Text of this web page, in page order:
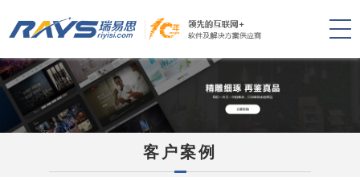
客户案例